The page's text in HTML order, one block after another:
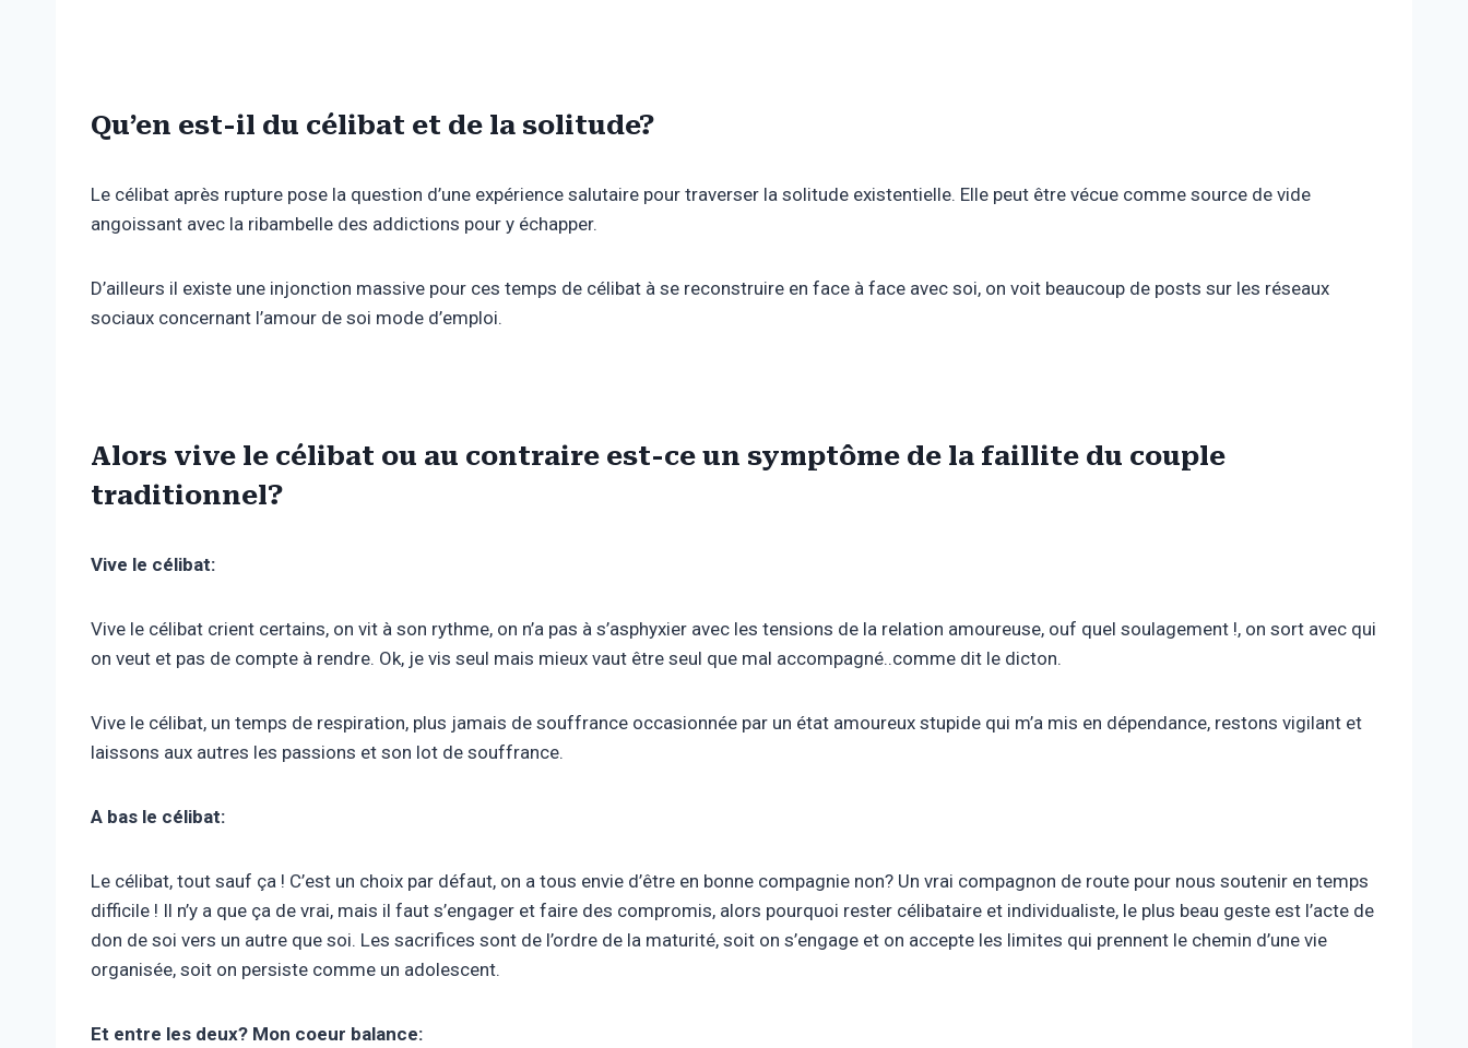
Qu’en est-il du célibat et de la solitude?
Le célibat après rupture pose la question d’une expérience salutaire pour traverser la solitude existentielle. Elle peut être vécue comme source de vide
angoissant avec la ribambelle des addictions pour y échapper.
D’ailleurs il existe une injonction massive pour ces temps de célibat à se reconstruire en face à face avec soi, on voit beaucoup de posts sur les réseaux
sociaux concernant l’amour de soi mode d’emploi.
Alors vive le célibat ou au contraire est-ce un symptôme de la faillite du couple
traditionnel?
Vive le célibat:
Vive le célibat crient certains, on vit à son rythme, on n’a pas à s’asphyxier avec les tensions de la relation amoureuse, ouf quel soulagement !, on sort avec qui
on veut et pas de compte à rendre. Ok, je vis seul mais mieux vaut être seul que mal accompagné..comme dit le dicton.
Vive le célibat, un temps de respiration, plus jamais de souffrance occasionnée par un état amoureux stupide qui m’a mis en dépendance, restons vigilant et
laissons aux autres les passions et son lot de souffrance.
A bas le célibat:
Le célibat, tout sauf ça ! C’est un choix par défaut, on a tous envie d’être en bonne compagnie non? Un vrai compagnon de route pour nous soutenir en temps
difficile ! Il n’y a que ça de vrai, mais il faut s’engager et faire des compromis, alors pourquoi rester célibataire et individualiste, le plus beau geste est l’acte de
don de soi vers un autre que soi. Les sacrifices sont de l’ordre de la maturité, soit on s’engage et on accepte les limites qui prennent le chemin d’une vie
organisée, soit on persiste comme un adolescent.
Et entre les deux? Mon coeur balance: